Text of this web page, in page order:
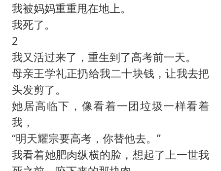
我被妈妈重重甩在地上。
我死了。
2
我又活过来了，重生到了高考前一天。
母亲王学礼正扔给我二十块钱，让我去把
头发剪了。
她居高临下，像看着一团垃圾一样看着
我，
“明天耀宗要高考，你替他去。”
我看着她肥肉纵横的脸，想起了上一世我